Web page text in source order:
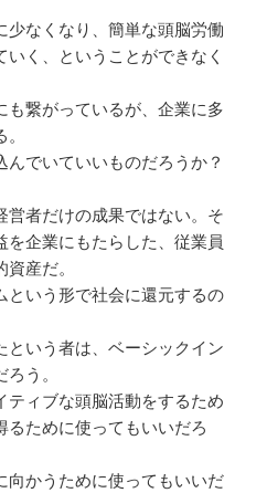
少なくなり、簡単な頭脳労働
く、ということができなく
も繋がっているが、企業に多
でいていいものだろうか？
営者だけの成果ではない。そ
企業にもたらした、従業員
産だ。
という形で社会に還元するの
という者は、ベーシックイン
う。
ティブな頭脳活動をするため
ために使ってもいいだろ
向かうために使ってもいいだ